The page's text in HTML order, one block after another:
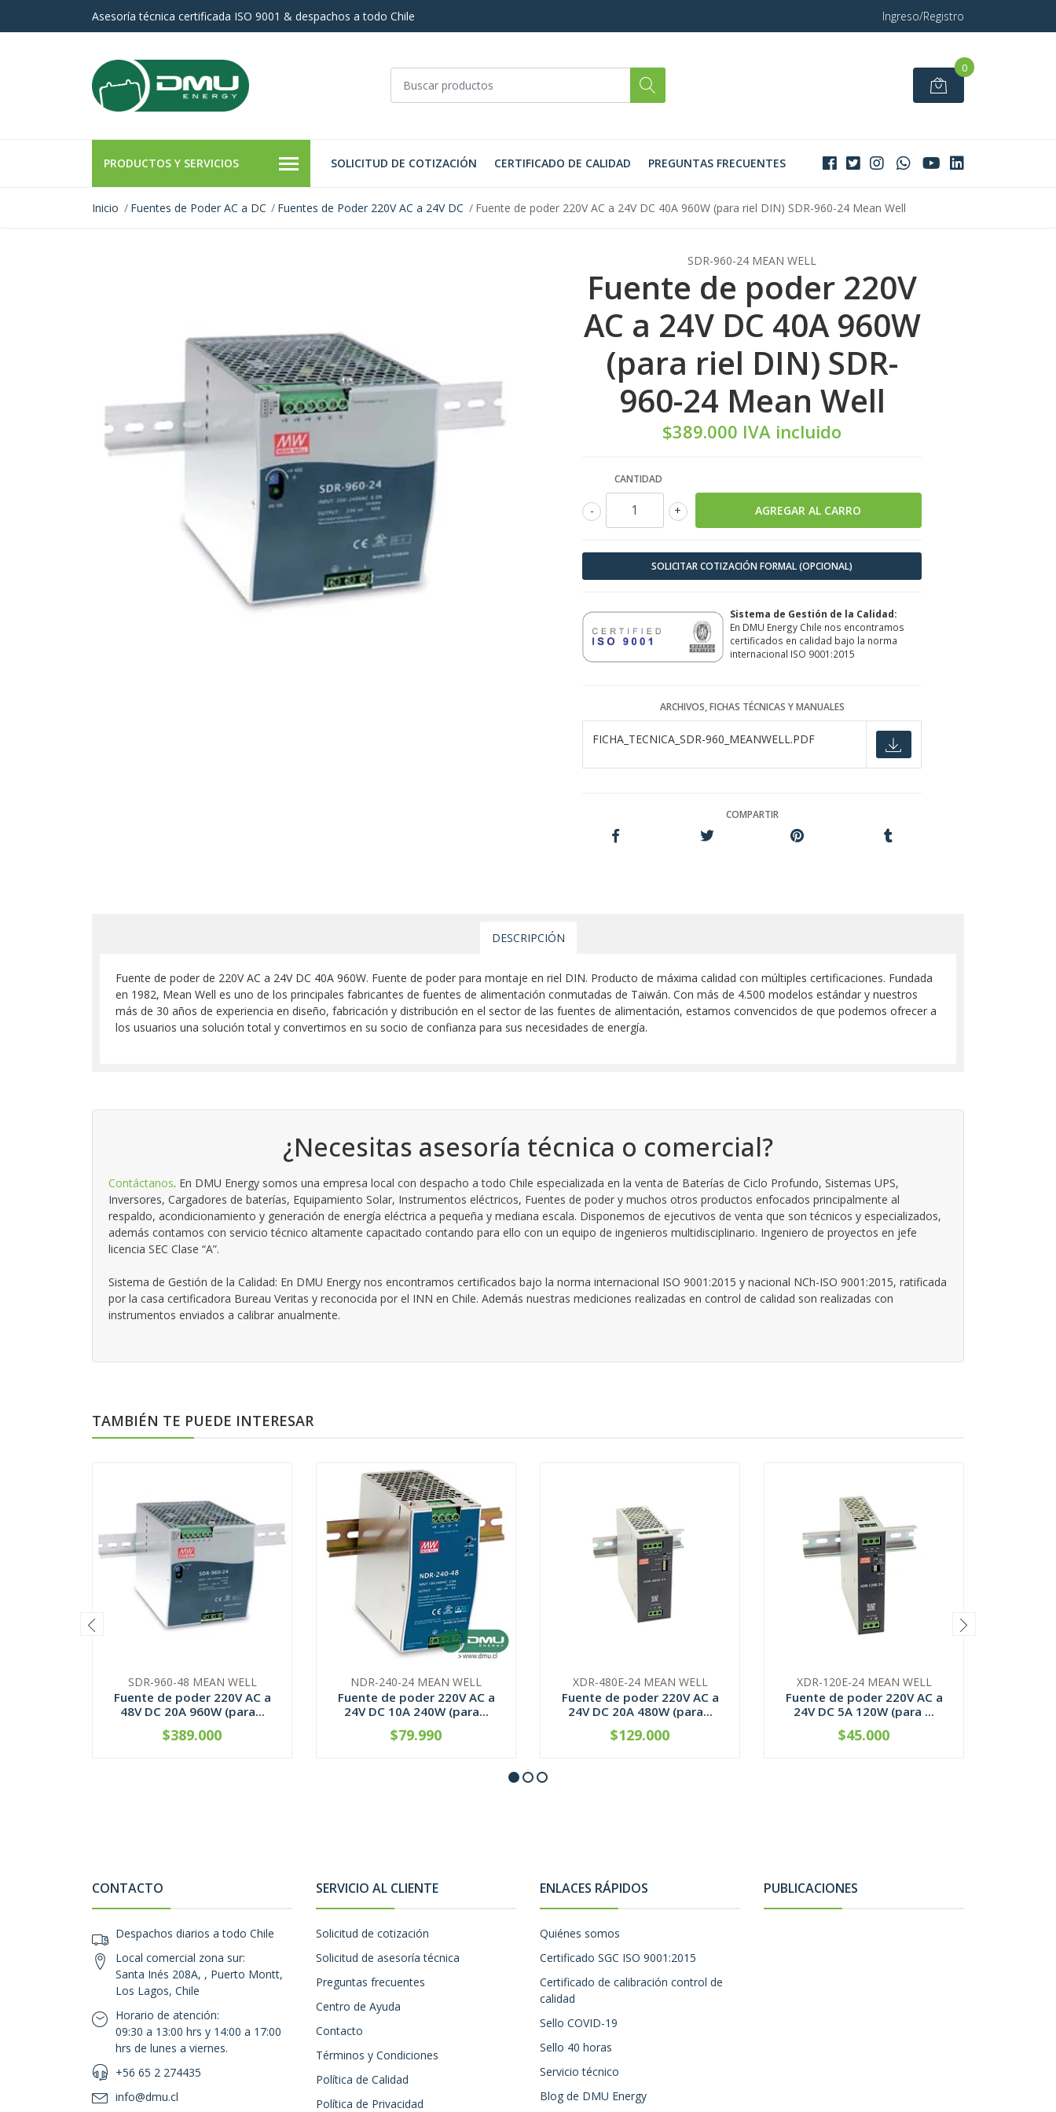
Asesoría técnica certificada ISO 9001 & despachos a todo Chile Ingreso/Registro
0
PRODUCTOS Y SERVICIOS SOLICITUD DE COTIZACIÓN CERTIFICADO DE CALIDAD PREGUNTAS FRECUENTES
Inicio Fuentes de Poder AC a DC Fuentes de Poder 220V AC a 24V DC Fuente de poder 220V AC a 24V DC 40A 960W (para riel DIN) SDR-960-24 Mean Well
SDR-960-24 MEAN WELL
Fuente de poder 220V
AC a 24V DC 40A 960W
(para riel DIN) SDR-
960-24 Mean Well
$389.000 IVA incluido
CANTIDAD
+
-
SOLICITAR COTIZACIÓN FORMAL (OPCIONAL)
Sistema de Gestión de la Calidad:
En DMU Energy Chile nos encontramos
certificados en calidad bajo la norma
internacional ISO 9001:2015
ARCHIVOS, FICHAS TÉCNICAS Y MANUALES
FICHA_TECNICA_SDR-960_MEANWELL.PDF
COMPARTIR
DESCRIPCIÓN
Fuente de poder de 220V AC a 24V DC 40A 960W. Fuente de poder para montaje en riel DIN. Producto de máxima calidad con múltiples certificaciones. Fundada
en 1982, Mean Well es uno de los principales fabricantes de fuentes de alimentación conmutadas de Taiwán. Con más de 4.500 modelos estándar y nuestros
más de 30 años de experiencia en diseño, fabricación y distribución en el sector de las fuentes de alimentación, estamos convencidos de que podemos ofrecer a
los usuarios una solución total y convertirnos en su socio de confianza para sus necesidades de energía.
¿Necesitas asesoría técnica o comercial?
Contáctanos. En DMU Energy somos una empresa local con despacho a todo Chile especializada en la venta de Baterías de Ciclo Profundo, Sistemas UPS,
Inversores, Cargadores de baterías, Equipamiento Solar, Instrumentos eléctricos, Fuentes de poder y muchos otros productos enfocados principalmente al
respaldo, acondicionamiento y generación de energía eléctrica a pequeña y mediana escala. Disponemos de ejecutivos de venta que son técnicos y especializados,
además contamos con servicio técnico altamente capacitado contando para ello con un equipo de ingenieros multidisciplinario. Ingeniero de proyectos en jefe
licencia SEC Clase “A”.
Sistema de Gestión de la Calidad: En DMU Energy nos encontramos certificados bajo la norma internacional ISO 9001:2015 y nacional NCh-ISO 9001:2015, ratificada
por la casa certificadora Bureau Veritas y reconocida por el INN en Chile. Además nuestras mediciones realizadas en control de calidad son realizadas con
instrumentos enviados a calibrar anualmente.
TAMBIÉN TE PUEDE INTERESAR
SDR-960-48 MEAN WELL
Fuente de poder 220V AC a
48V DC 20A 960W (para...
CONTÁCTANOS
$389.000
NDR-240-24 MEAN WELL
Fuente de poder 220V AC a
24V DC 10A 240W (para...
+
$79.990
XDR-480E-24 MEAN WELL
Fuente de poder 220V AC a
24V DC 20A 480W (para...
+
$129.000
XDR-120E-24 MEAN WELL
Fuente de poder 220V AC a
24V DC 5A 120W (para ...
CONTÁCTANOS
$45.000
CONTACTO
Despachos diarios a todo Chile
Local comercial zona sur:
Santa Inés 208A, , Puerto Montt,
Los Lagos, Chile
Horario de atención:
09:30 a 13:00 hrs y 14:00 a 17:00
hrs de lunes a viernes.
+56 65 2 274435
info@dmu.cl
SERVICIO AL CLIENTE
Solicitud de cotización
Solicitud de asesoría técnica
Preguntas frecuentes
Centro de Ayuda
Contacto
Términos y Condiciones
Política de Calidad
Política de Privacidad
ENLACES RÁPIDOS
Quiénes somos
Certificado SGC ISO 9001:2015
Certificado de calibración control de
calidad
Sello COVID-19
Sello 40 horas
Servicio técnico
Blog de DMU Energy
PUBLICACIONES